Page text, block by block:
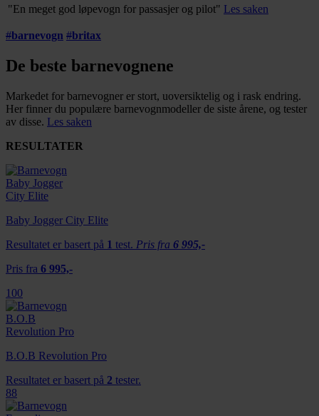
"En meget god løpevogn for passasjer og pilot" Les saken
#barnevogn #britax
De beste barnevognene
Markedet for barnevogner er stort, uoversiktelig og i rask endring.
Her finner du populære barnevognmodeller de siste årene, og tester
av disse. Les saken
RESULTATER
Baby Jogger City Elite
Resultatet er basert på 1 test. Pris fra 6 995,-
Pris fra 6 995,-
100
B.O.B Revolution Pro
Resultatet er basert på 2 tester.
88